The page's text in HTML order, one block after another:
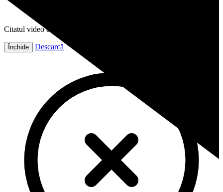
Citatul video este gata!
Închide Descarcă